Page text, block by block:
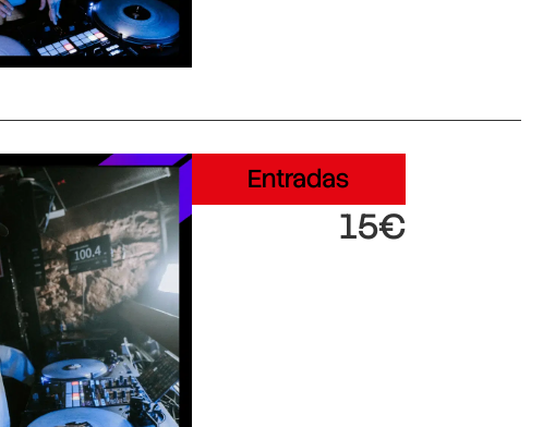
Entradas
15€